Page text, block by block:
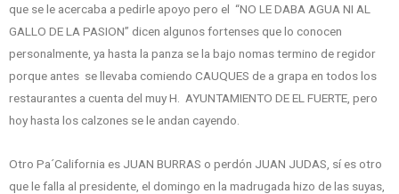
que se le acercaba a pedirle apoyo pero el “NO LE DABA AGUA NI AL
GALLO DE LA PASION” dicen algunos fortenses que lo conocen
personalmente, ya hasta la panza se la bajo nomas termino de regidor
porque antes se llevaba comiendo CAUQUES de a grapa en todos los
restaurantes a cuenta del muy H. AYUNTAMIENTO DE EL FUERTE, pero
hoy hasta los calzones se le andan cayendo.
Otro Pa´California es JUAN BURRAS o perdón JUAN JUDAS, sí es otro
que le falla al presidente, el domingo en la madrugada hizo de las suyas,